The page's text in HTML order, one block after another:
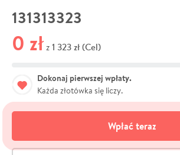
131313323
0 zł z 1 323 zł (Cel)
Dokonaj pierwszej wpłaty.
Każda złotówka się liczy.
Wpłać teraz